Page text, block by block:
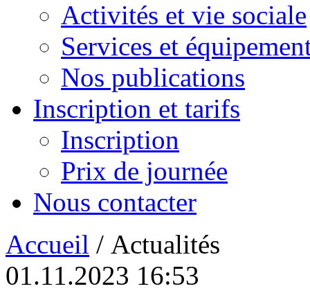
Activités et vie sociale
Services et
Nos publications
Inscription et tarifs
Inscription
Prix de journée
Nous contacter
Accueil / Actualités
01.11.2023 16:53